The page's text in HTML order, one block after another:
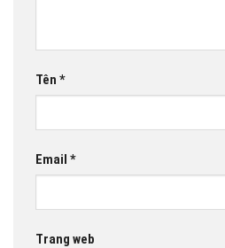
Tên *
Email *
Trang web